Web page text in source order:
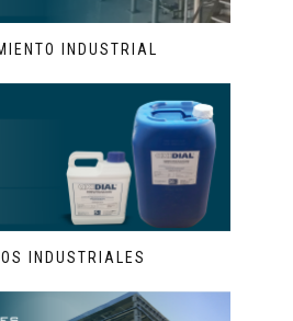
INDUSTRIAL
INDUSTRIALES